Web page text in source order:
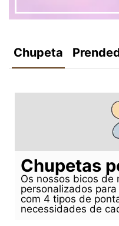
Chupeta
Chupetas
Os nossos bicos de
personalizados
com 4 tipos de
necessidades de